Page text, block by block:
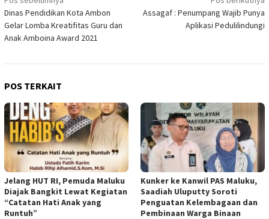
pos
Dinas Pendidikan Kota Ambon
Gelar Lomba Kreatifitas Guru dan
Anak Amboina Award 2021
Assagaf : Penumpang Wajib Punya
Aplikasi Pedulilindungi
POS TERKAIT
Jelang HUT RI, Pemuda Maluku
Diajak Bangkit Lewat Kegiatan
“Catatan Hati Anak yang
Runtuh”
Kunker ke Kanwil PAS Maluku,
Saadiah Uluputty Soroti
Penguatan Kelembagaan dan
Pembinaan Warga Binaan